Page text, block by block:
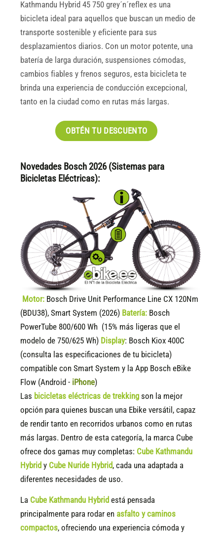
Kathmandu Hybrid 45 750 grey´n´reflex es una
bicicleta ideal para aquellos que buscan un medio de
transporte sostenible y eficiente para sus
desplazamientos diarios. Con un motor potente, una
batería de larga duración, suspensiones cómodas,
cambios fiables y frenos seguros, esta bicicleta te
brinda una experiencia de conducción excepcional,
tanto en la ciudad como en rutas más largas.
OBTÉN TU DESCUENTO
Novedades Bosch 2026 (Sistemas para
Bicicletas Eléctricas):
Motor: Bosch Drive Unit Performance Line CX 120Nm
(BDU38), Smart System (2026) Batería: Bosch
PowerTube 800/600 Wh (15% más ligeras que el
modelo de 750/625 Wh) Display: Bosch Kiox 400C
(consulta las especificaciones de tu bicicleta)
compatible con Smart System y la App Bosch eBike
Flow (Android - iPhone)
Las bicicletas eléctricas de trekking son la mejor
opción para quienes buscan una Ebike versátil, capaz
de rendir tanto en recorridos urbanos como en rutas
más largas. Dentro de esta categoría, la marca Cube
ofrece dos gamas muy completas: Cube Kathmandu
Hybrid y Cube Nuride Hybrid, cada una adaptada a
diferentes necesidades de uso.
La Cube Kathmandu Hybrid está pensada
principalmente para rodar en asfalto y caminos
compactos, ofreciendo una experiencia cómoda y